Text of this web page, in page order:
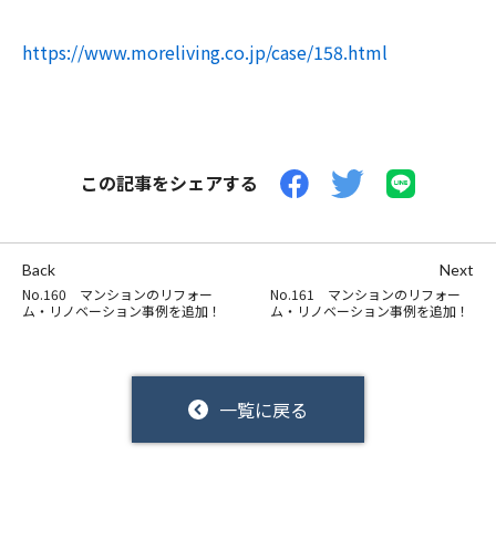
https://www.moreliving.co.jp/case/158.html
この記事をシェアする
Back
No.160 マンションのリフォー
ム・リノベーション事例を追加！
一覧に戻る
Next
No.161 マンションのリフォー
ム・リノベーション事例を追加！